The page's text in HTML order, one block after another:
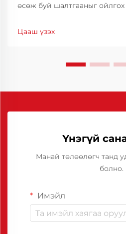
өсөж буй шалтгааныг ойлгох
үйлдвэрлэгчдийн дунд
Цааш үзэх
Үнэгүй
Манай төлөөлөгч танд
болно.
Имэйл